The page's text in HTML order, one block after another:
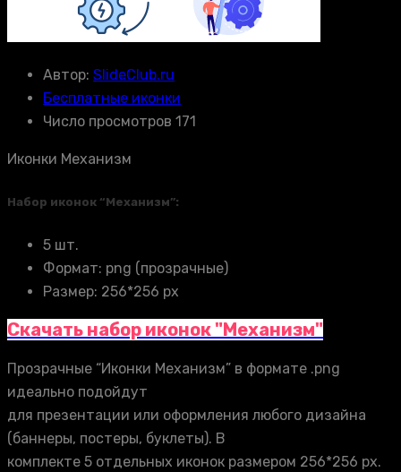
Автор: SlideClub.ru
Бесплатные иконки
Число просмотров 171
Иконки Механизм
Набор иконок “Механизм”:
5 шт.
Формат: png (прозрачные)
Размер: 256*256 px
Скачать набор иконок "Механизм"
Прозрачные “Иконки Механизм” в формате .png
идеально подойдут
для презентации или оформления любого дизайна
(баннеры, постеры, буклеты). В
комплекте 5 отдельных иконок размером 256*256 px.